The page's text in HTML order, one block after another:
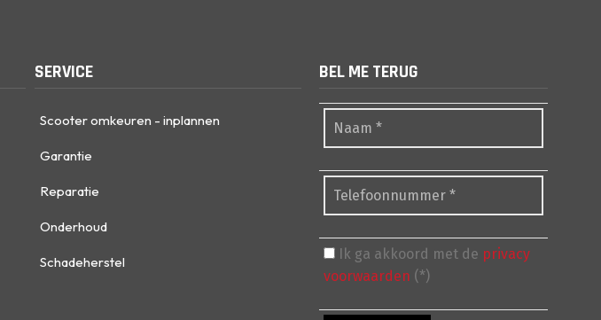
SERVICE
Scooter omkeuren - inplannen
Garantie
Reparatie
Onderhoud
Schadeherstel
BEL ME TERUG
Ik ga akkoord met de privacy
voorwaarden (*)